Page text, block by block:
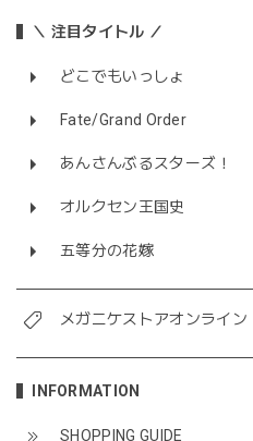
＼ 注目タイトル ／
どこでもいっしょ
Fate/Grand Order
あんさんぶるスターズ！
オルクセン王国史
五等分の花嫁
メガニケストアオンライン
INFORMATION
SHOPPING GUIDE